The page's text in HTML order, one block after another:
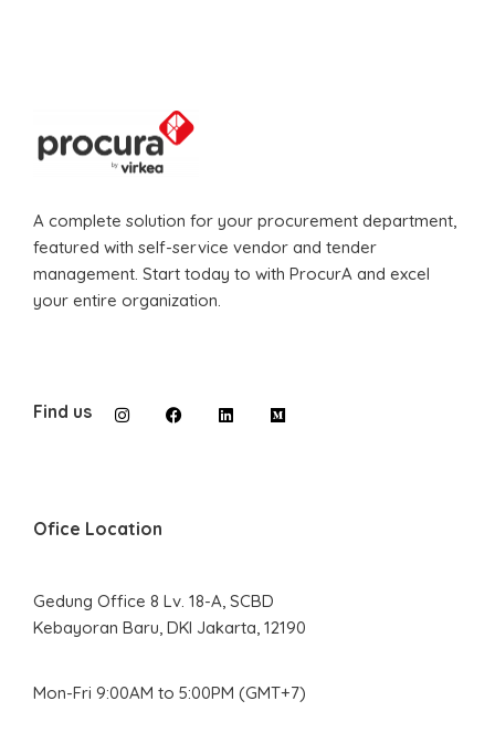
A complete solution for your procurement department,
featured with self-service vendor and tender
management. Start today to with ProcurA and excel
your entire organization.
Find us
Ofice Location
Gedung Office 8 Lv. 18-A, SCBD
Kebayoran Baru, DKI Jakarta, 12190
Mon-Fri 9:00AM to 5:00PM (GMT+7)